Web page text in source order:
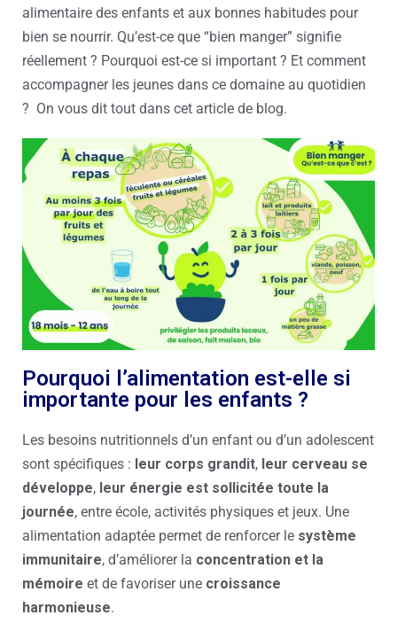
alimentaire des enfants et aux bonnes habitudes pour
bien se nourrir. Qu’est-ce que “bien manger” signifie
réellement ? Pourquoi est-ce si important ? Et comment
accompagner les jeunes dans ce domaine au quotidien
? On vous dit tout dans cet article de blog.
Pourquoi l’alimentation est-elle si
importante pour les enfants ?
Les besoins nutritionnels d’un enfant ou d’un adolescent
sont spécifiques : leur corps grandit, leur cerveau se
développe, leur énergie est sollicitée toute la
journée, entre école, activités physiques et jeux. Une
alimentation adaptée permet de renforcer le système
immunitaire, d’améliorer la concentration et la
mémoire et de favoriser une croissance
harmonieuse.